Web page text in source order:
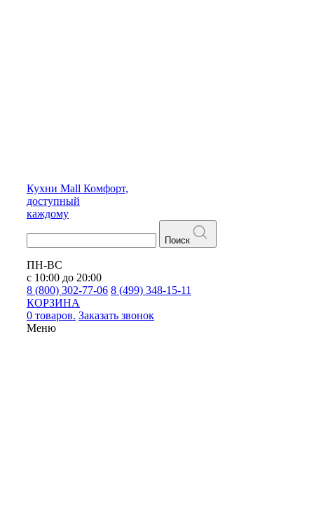
Кухни Mall Комфорт,
доступный
каждому
Поиск
ПН-ВС
с 10:00 до 20:00
8 (800) 302-77-06 8 (499) 348-15-11
КОРЗИНА
0 товаров. Заказать звонок
Меню